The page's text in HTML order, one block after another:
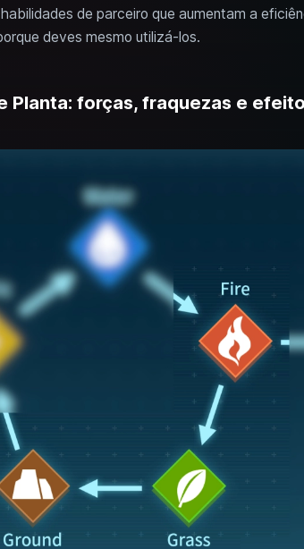
de parceiro que aumentam a
deves mesmo utilizá-los.
Planta: forças, fraquezas e